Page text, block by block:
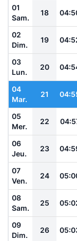
01
Sam.
18
02
Dim.
19
03
Lun.
20
04
Mar.
21
05
Mer.
22
06
Jeu.
23
07
Ven.
24
08
Sam.
25
09
Dim.
26